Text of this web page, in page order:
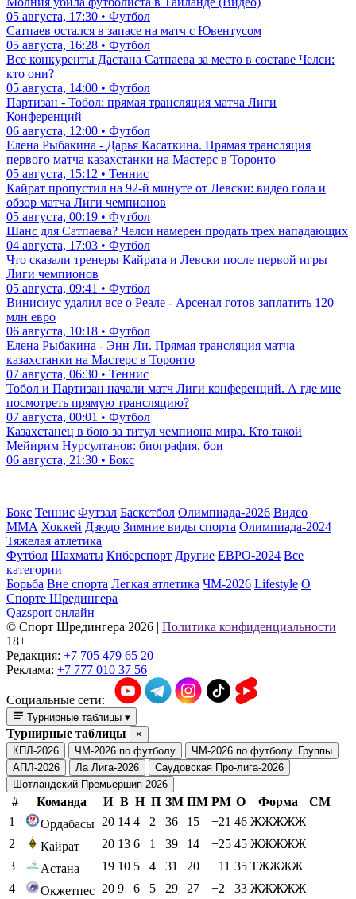
05 августа, 17:30 • Футбол
Сатпаев остался в запасе на матч с Ювентусом
05 августа, 16:28 • Футбол
Все конкуренты Дастана Сатпаева за место в составе Челси:
кто они?
05 августа, 14:00 • Футбол
Партизан - Тобол: прямая трансляция матча Лиги
Конференций
06 августа, 12:00 • Футбол
Елена Рыбакина - Дарья Касаткина. Прямая трансляция
первого матча казахстанки на Мастерс в Торонто
05 августа, 15:12 • Теннис
Кайрат пропустил на 92-й минуте от Левски: видео гола и
обзор матча Лиги чемпионов
05 августа, 00:19 • Футбол
Шанс для Сатпаева? Челси намерен продать трех нападающих
04 августа, 17:03 • Футбол
Что сказали тренеры Кайрата и Левски после первой игры
Лиги чемпионов
05 августа, 09:41 • Футбол
Винисиус удалил все о Реале - Арсенал готов заплатить 120
млн евро
06 августа, 10:18 • Футбол
Елена Рыбакина - Энн Ли. Прямая трансляция матча
казахстанки на Мастерс в Торонто
07 августа, 06:30 • Теннис
Тобол и Партизан начали матч Лиги конференций. А где мне
посмотреть прямую трансляцию?
07 августа, 00:01 • Футбол
Казахстанец в бою за титул чемпиона мира. Кто такой
Мейирим Нурсултанов: биография, бои
06 августа, 21:30 • Бокс
Бокс Теннис Футзал Баскетбол Олимпиада-2026 Видео
ММА Хоккей Дзюдо Зимние виды спорта Олимпиада-2024
Тяжелая атлетика
Футбол Шахматы Киберспорт Другие ЕВРО-2024 Все
категории
Борьба Вне спорта Легкая атлетика ЧМ-2026 Lifestyle О
Спорте Шредингера
Qazsport онлайн
© Cпорт Шредингера 2026 | Политика конфиденциальности
18+
Редакция: +7 705 479 65 20
Реклама: +7 777 010 37 56
Социальные сети:
Турнирные таблицы ▾
Турнирные таблицы
×
КПЛ-2026
ЧМ-2026 по футболу
ЧМ-2026 по футболу. Группы
АПЛ-2026
Ла Лига-2026
Саудовская Про-лига-2026
Шотландский Премьершип-2026
# Команда И В Н П ЗМ ПМ РМ О Форма
СМ
1
Ордабасы 20 14 4 2 36 15 +21 46 ЖЖЖЖЖ
2
Кайрат 20 13 6 1 39 14 +25 45 ЖЖЖЖЖ
3
Астана 19 10 5 4 31 20 +11 35 ТЖЖЖЖ
4
Окжетпес 20 9 6 5 29 27 +2 33 ЖЖЖЖЖ